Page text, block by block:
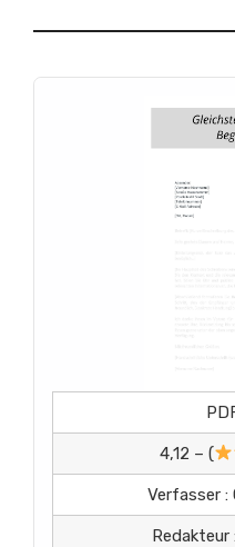
4,12 – (
Verfasser :
Redakteur